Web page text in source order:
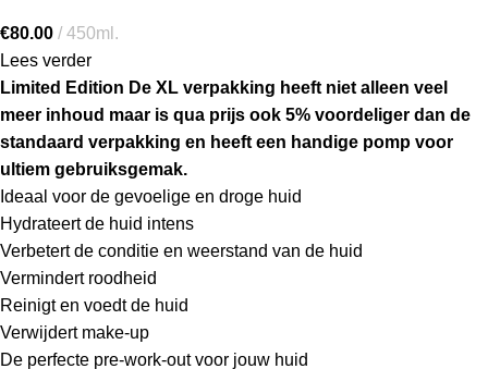
€80.00
450ml.
Lees verder
Limited Edition De XL verpakking heeft niet alleen veel
meer inhoud maar is qua prijs ook 5% voordeliger dan de
standaard verpakking en heeft een handige pomp voor
ultiem gebruiksgemak.
Ideaal voor de gevoelige en droge huid
Hydrateert de huid intens
Verbetert de conditie en weerstand van de huid
Vermindert roodheid
Reinigt en voedt de huid
Verwijdert make-up
De perfecte pre-work-out voor jouw huid